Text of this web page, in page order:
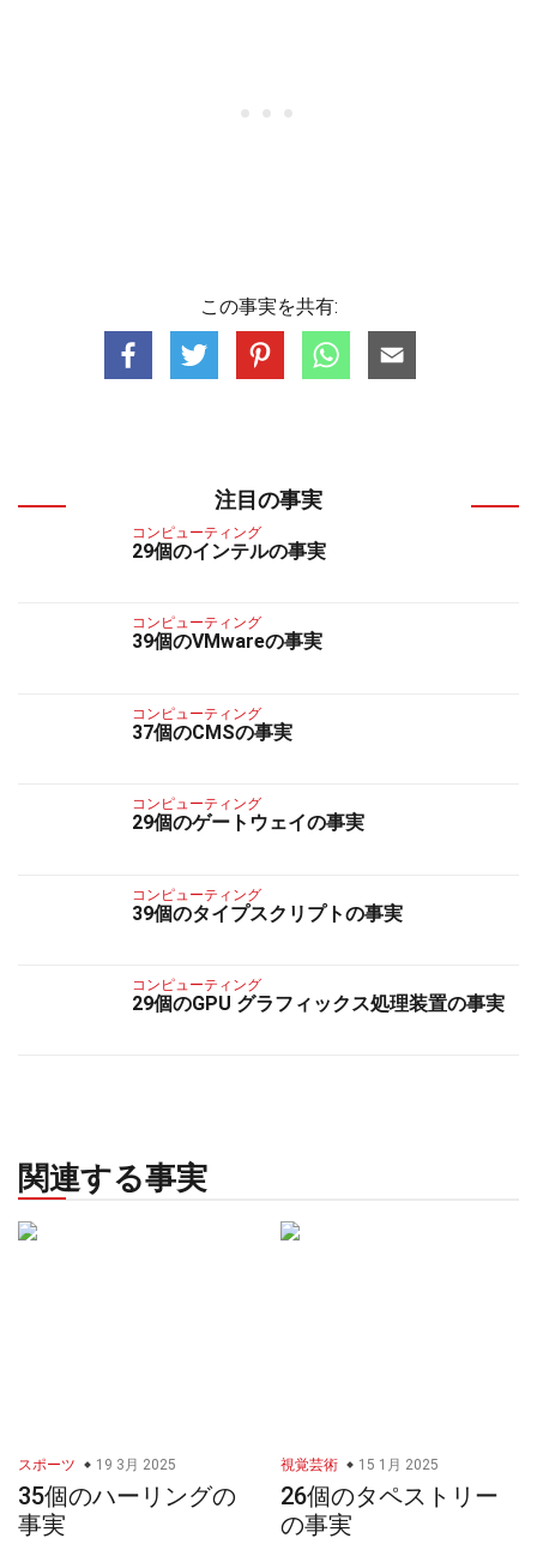
この事実を共有:
注目の事実
コンピューティング
29個のインテルの事実
コンピューティング
39個のVMwareの事実
コンピューティング
37個のCMSの事実
コンピューティング
29個のゲートウェイの事実
コンピューティング
39個のタイプスクリプトの事実
コンピューティング
29個のGPU グラフィックス処理装置の事実
関連する事実
スポーツ 19 3月 2025
35個のハーリングの
事実
視覚芸術 15 1月 2025
26個のタペストリー
の事実